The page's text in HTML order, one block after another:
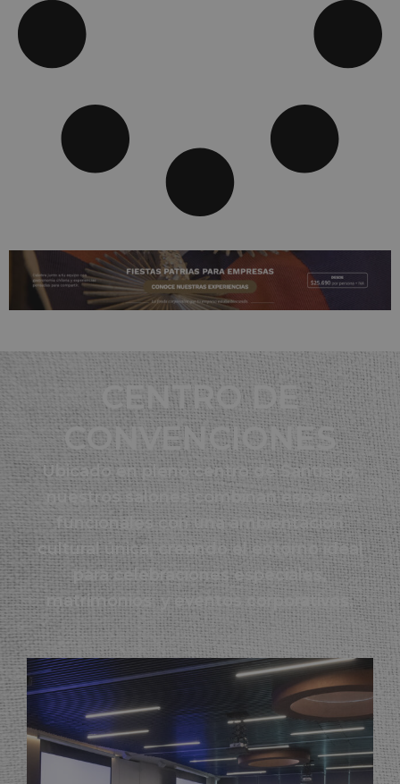
CENTRO DE
CONVENCIONES
Ubicado en pleno centro de Santiago,
nuestros salones combinan espacios
funcionales con una ambientación
cultural única, creando el entorno ideal
para celebraciones especiales,
matrimonios y eventos corporativos.